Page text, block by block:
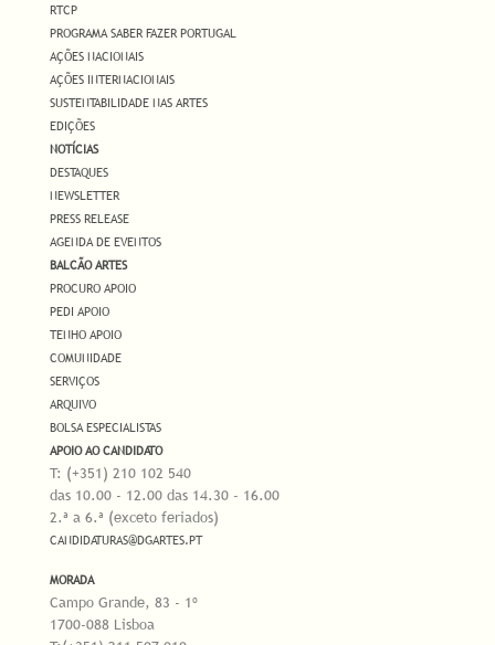
RTCP
PROGRAMA SABER FAZER PORTUGAL
AÇÕES NACIONAIS
AÇÕES INTERNACIONAIS
SUSTENTABILIDADE NAS ARTES
EDIÇÕES
NOTÍCIAS
DESTAQUES
NEWSLETTER
PRESS RELEASE
AGENDA DE EVENTOS
BALCÃO ARTES
PROCURO APOIO
PEDI APOIO
TENHO APOIO
COMUNIDADE
SERVIÇOS
ARQUIVO
BOLSA ESPECIALISTAS
APOIO AO CANDIDATO
T: (+351) 210 102 540
das 10.00 - 12.00 das 14.30 - 16.00
2.ª a 6.ª (exceto feriados)
CANDIDATURAS@DGARTES.PT
MORADA
Campo Grande, 83 - 1º
1700-088 Lisboa